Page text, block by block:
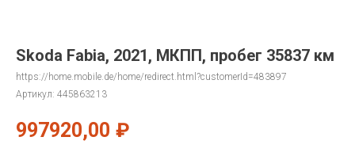
Skoda Fabia, 2021, МКПП, пробег 35837 км
https://home.mobile.de/home/redirect.html?customerId=483897
Артикул: 445863213
997920,00 ₽